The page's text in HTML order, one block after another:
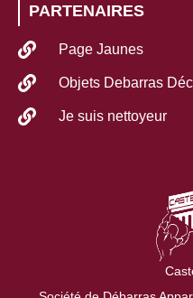
PARTENAIRES
Page Jaunes
Objets Debarras
Je suis nettoyeur